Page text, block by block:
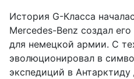
История G-Класса
Mercedes-Benz создал
для немецкой армии. С
эволюционировал в
экспедиций в Антарктиду